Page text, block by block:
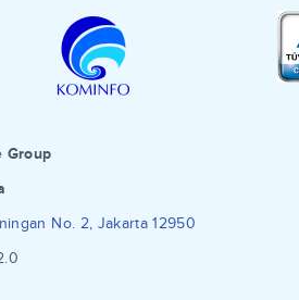
Group
No. 2, Jakarta 12950